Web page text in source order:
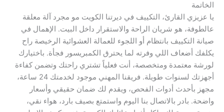
الخاتمة
يا عزيزي القارئ، التكييف في ديرتنا الكويت مو مجرد آلة معلقة
عالطوفة، هو شريان الراحة والاستقرار داخل البيت. الإهمال في
صيانة التكييف بانتظام أو اللجوء للعمالة العشوائية الرخيصة راح
يكلفك أضعاف اللي وفرته لما يحترق الكمبريسور فجأة. باختيارك
لورشة معتمدة ومتخصصة، أنت فعلياً تشتري راحتك وتضمن كفاءة
أجهزتك لسنوات طويلة. فريقنا المهني موجود لخدمتك 24 ساعة،
مجهز بأحدث أدوات الفحص، ويقدم لك ضمان حقيقي وأسعار
واضحة. بادر بالاتصال بنا اليوم واستمتع بصيف بارد، هواء نقي،